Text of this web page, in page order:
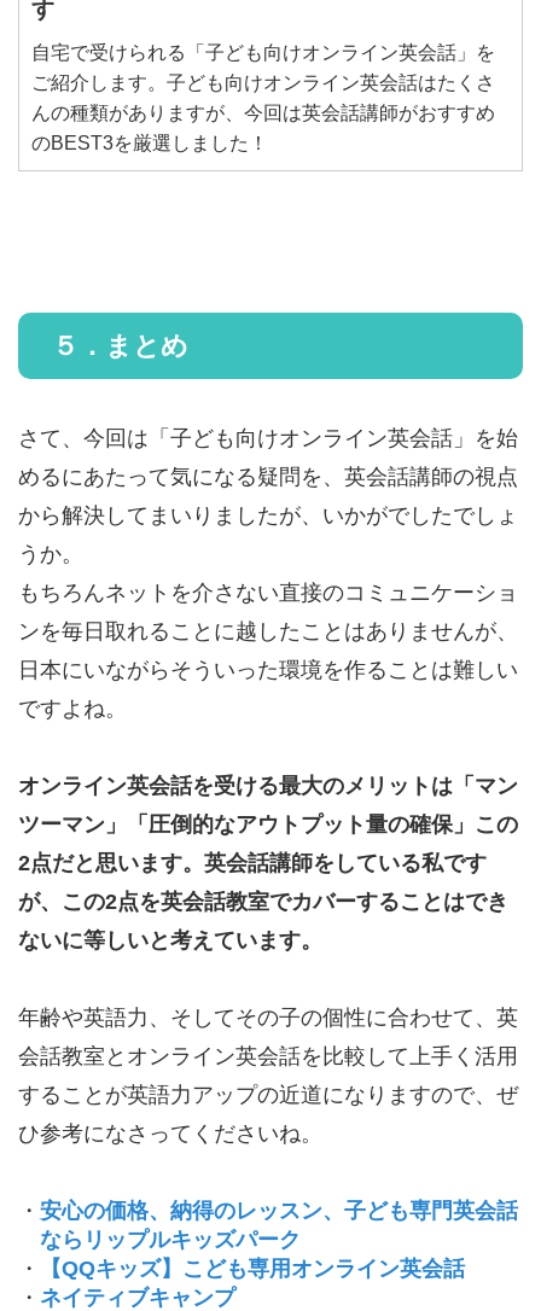
す
自宅で受けられる「子ども向けオンライン英会話」を
ご紹介します。子ども向けオンライン英会話はたくさ
んの種類がありますが、今回は英会話講師がおすすめ
のBEST3を厳選しました！
５．まとめ
さて、今回は「子ども向けオンライン英会話」を始
めるにあたって気になる疑問を、英会話講師の視点
から解決してまいりましたが、いかがでしたでしょ
うか。
もちろんネットを介さない直接のコミュニケーショ
ンを毎日取れることに越したことはありませんが、
日本にいながらそういった環境を作ることは難しい
ですよね。
オンライン英会話を受ける最大のメリットは「マン
ツーマン」「圧倒的なアウトプット量の確保」この
2点だと思います。英会話講師をしている私です
が、この2点を英会話教室でカバーすることはでき
ないに等しいと考えています。
年齢や英語力、そしてその子の個性に合わせて、英
会話教室とオンライン英会話を比較して上手く活用
することが英語力アップの近道になりますので、ぜ
ひ参考になさってくださいね。
・ 安心の価格、納得のレッスン、子ども専門英会話
ならリップルキッズパーク
・
【QQキッズ】こども専用オンライン英会話
・ ネイティブキャンプ